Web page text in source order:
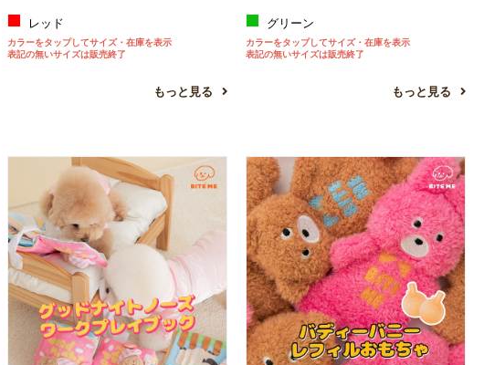
レッド
カラーをタップしてサイズ・在庫を表示
表記の無いサイズは販売終了
もっと見る
グリーン
カラーをタップしてサイズ・在庫を表示
表記の無いサイズは販売終了
もっと見る